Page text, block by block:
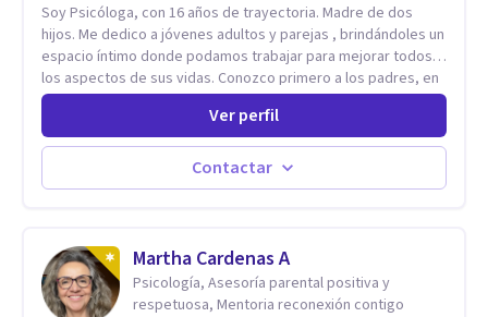
Soy Psicóloga, con 16 años de trayectoria. Madre de dos
hijos. Me dedico a jóvenes adultos y parejas , brindándoles un
espacio íntimo donde podamos trabajar para mejorar todos
los aspectos de sus vidas. Conozco primero a los padres, en
el caso de niños u adolescentes, para luego seguir la terapia
con sus hijos, apuntalándolos en su futuro personal,
universitario y profesional, siempre conteniendo
paralelamente a los padres y brindándoles un espacio de
seguridad. Hago terapia de pareja y adultos con método
Ver perfil
Contactar
Martha Cardenas A
Psicología, Asesoría parental positiva y
respetuosa, Mentoria reconexión contigo